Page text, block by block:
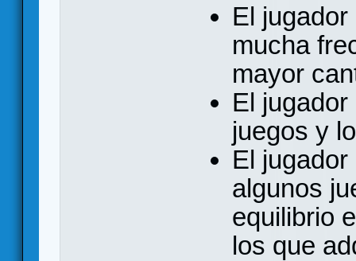
El
mucha
mayor
El
juegos y
El
algunos
equilibrio
los que